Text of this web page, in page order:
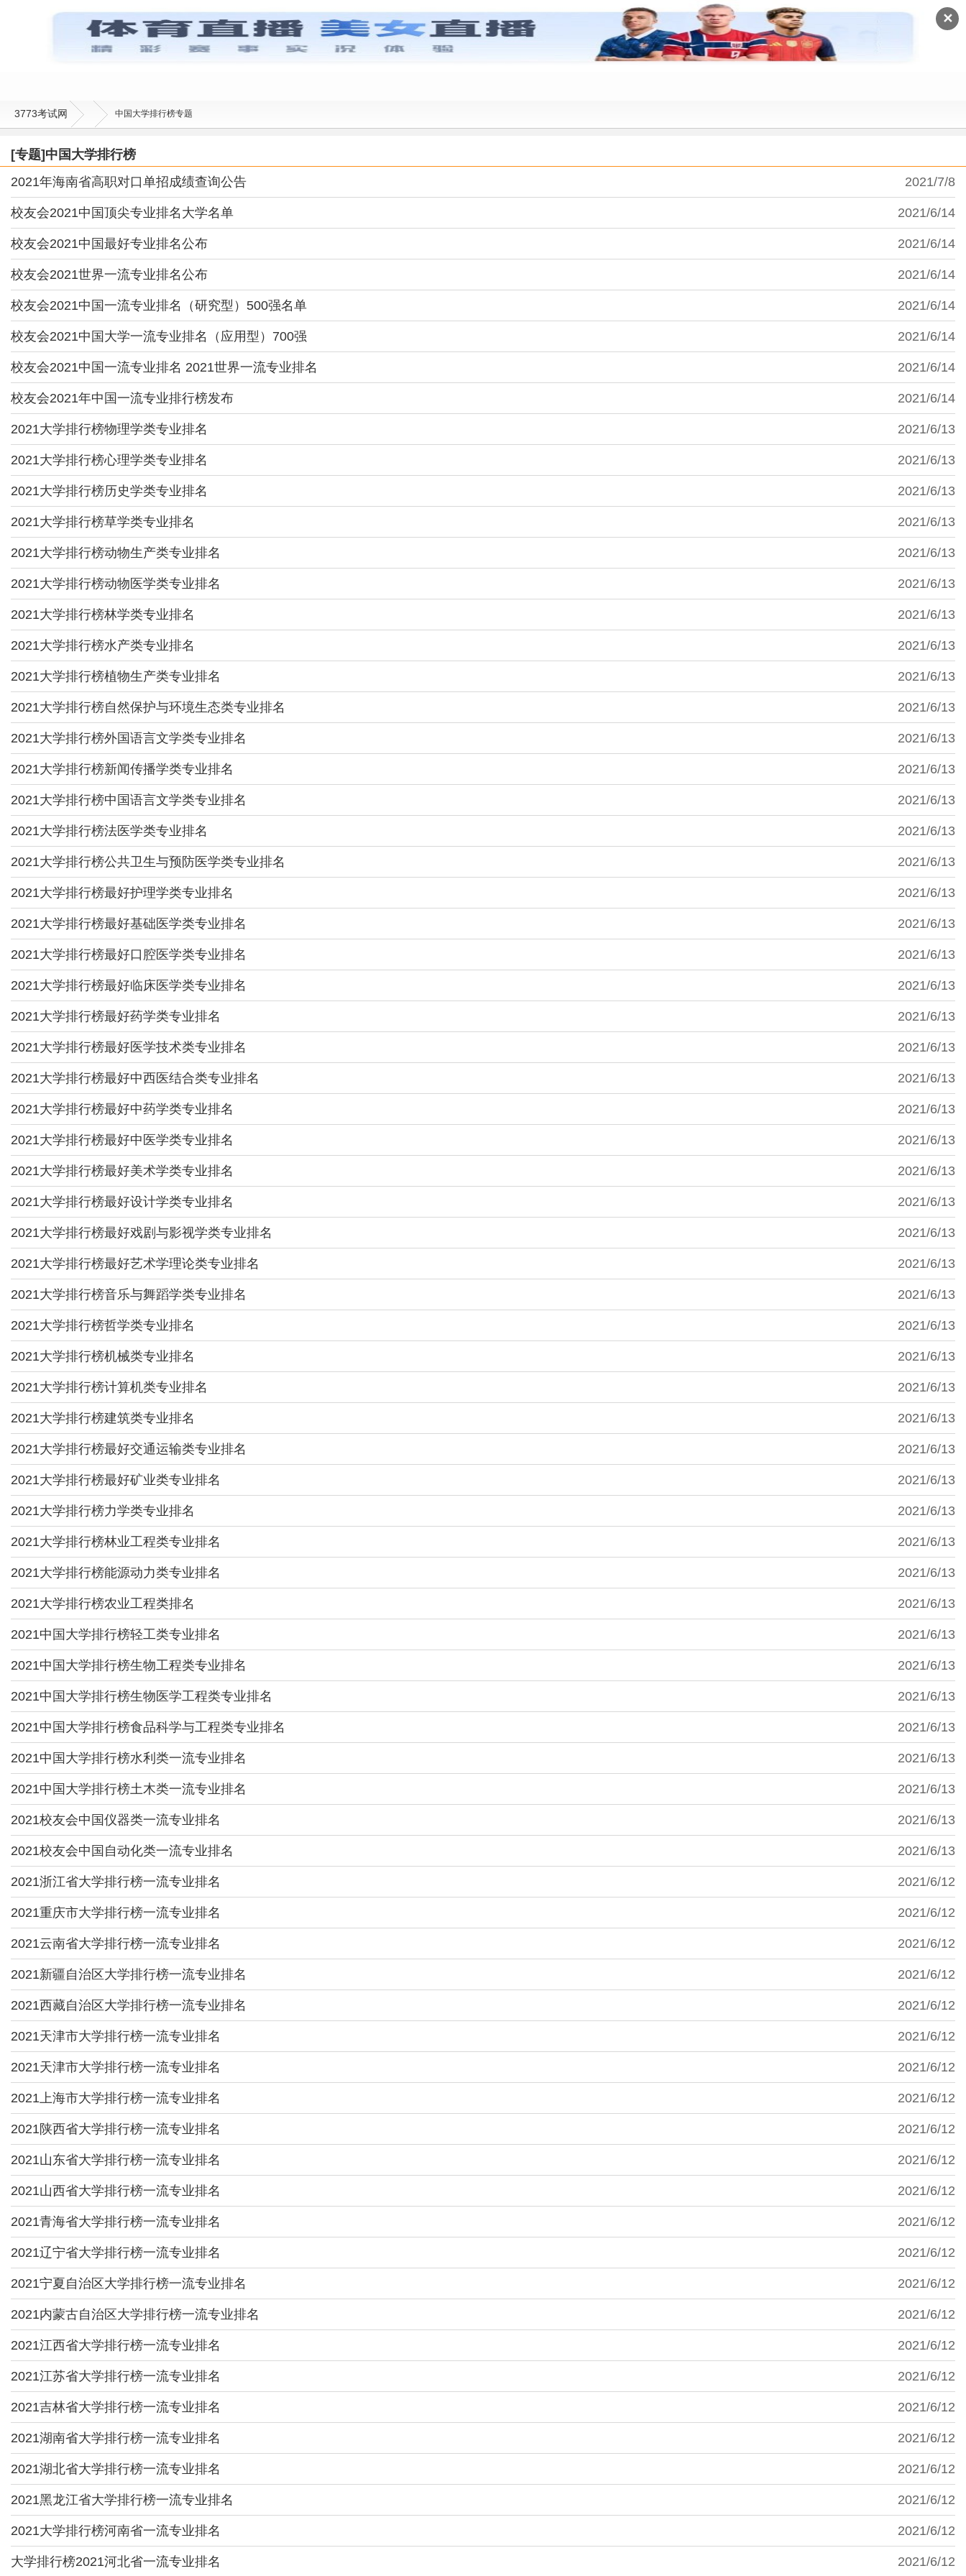
✕
中国大学排行榜
3773考试网 中国大学排行榜专题
[专题]中国大学排行榜
2021/7/8
2021年海南省高职对口单招成绩查询公告
2021/6/14
校友会2021中国顶尖专业排名大学名单
2021/6/14
校友会2021中国最好专业排名公布
2021/6/14
校友会2021世界一流专业排名公布
2021/6/14
校友会2021中国一流专业排名（研究型）500强名单
2021/6/14
校友会2021中国大学一流专业排名（应用型）700强
2021/6/14
校友会2021中国一流专业排名 2021世界一流专业排名
2021/6/14
校友会2021年中国一流专业排行榜发布
2021/6/13
2021大学排行榜物理学类专业排名
2021/6/13
2021大学排行榜心理学类专业排名
2021/6/13
2021大学排行榜历史学类专业排名
2021/6/13
2021大学排行榜草学类专业排名
2021/6/13
2021大学排行榜动物生产类专业排名
2021/6/13
2021大学排行榜动物医学类专业排名
2021/6/13
2021大学排行榜林学类专业排名
2021/6/13
2021大学排行榜水产类专业排名
2021/6/13
2021大学排行榜植物生产类专业排名
2021/6/13
2021大学排行榜自然保护与环境生态类专业排名
2021/6/13
2021大学排行榜外国语言文学类专业排名
2021/6/13
2021大学排行榜新闻传播学类专业排名
2021/6/13
2021大学排行榜中国语言文学类专业排名
2021/6/13
2021大学排行榜法医学类专业排名
2021/6/13
2021大学排行榜公共卫生与预防医学类专业排名
2021/6/13
2021大学排行榜最好护理学类专业排名
2021/6/13
2021大学排行榜最好基础医学类专业排名
2021/6/13
2021大学排行榜最好口腔医学类专业排名
2021/6/13
2021大学排行榜最好临床医学类专业排名
2021/6/13
2021大学排行榜最好药学类专业排名
2021/6/13
2021大学排行榜最好医学技术类专业排名
2021/6/13
2021大学排行榜最好中西医结合类专业排名
2021/6/13
2021大学排行榜最好中药学类专业排名
2021/6/13
2021大学排行榜最好中医学类专业排名
2021/6/13
2021大学排行榜最好美术学类专业排名
2021/6/13
2021大学排行榜最好设计学类专业排名
2021/6/13
2021大学排行榜最好戏剧与影视学类专业排名
2021/6/13
2021大学排行榜最好艺术学理论类专业排名
2021/6/13
2021大学排行榜音乐与舞蹈学类专业排名
2021/6/13
2021大学排行榜哲学类专业排名
2021/6/13
2021大学排行榜机械类专业排名
2021/6/13
2021大学排行榜计算机类专业排名
2021/6/13
2021大学排行榜建筑类专业排名
2021/6/13
2021大学排行榜最好交通运输类专业排名
2021/6/13
2021大学排行榜最好矿业类专业排名
2021/6/13
2021大学排行榜力学类专业排名
2021/6/13
2021大学排行榜林业工程类专业排名
2021/6/13
2021大学排行榜能源动力类专业排名
2021/6/13
2021大学排行榜农业工程类排名
2021/6/13
2021中国大学排行榜轻工类专业排名
2021/6/13
2021中国大学排行榜生物工程类专业排名
2021/6/13
2021中国大学排行榜生物医学工程类专业排名
2021/6/13
2021中国大学排行榜食品科学与工程类专业排名
2021/6/13
2021中国大学排行榜水利类一流专业排名
2021/6/13
2021中国大学排行榜土木类一流专业排名
2021/6/13
2021校友会中国仪器类一流专业排名
2021/6/13
2021校友会中国自动化类一流专业排名
2021/6/12
2021浙江省大学排行榜一流专业排名
2021/6/12
2021重庆市大学排行榜一流专业排名
2021/6/12
2021云南省大学排行榜一流专业排名
2021/6/12
2021新疆自治区大学排行榜一流专业排名
2021/6/12
2021西藏自治区大学排行榜一流专业排名
2021/6/12
2021天津市大学排行榜一流专业排名
2021/6/12
2021天津市大学排行榜一流专业排名
2021/6/12
2021上海市大学排行榜一流专业排名
2021/6/12
2021陕西省大学排行榜一流专业排名
2021/6/12
2021山东省大学排行榜一流专业排名
2021/6/12
2021山西省大学排行榜一流专业排名
2021/6/12
2021青海省大学排行榜一流专业排名
2021/6/12
2021辽宁省大学排行榜一流专业排名
2021/6/12
2021宁夏自治区大学排行榜一流专业排名
2021/6/12
2021内蒙古自治区大学排行榜一流专业排名
2021/6/12
2021江西省大学排行榜一流专业排名
2021/6/12
2021江苏省大学排行榜一流专业排名
2021/6/12
2021吉林省大学排行榜一流专业排名
2021/6/12
2021湖南省大学排行榜一流专业排名
2021/6/12
2021湖北省大学排行榜一流专业排名
2021/6/12
2021黑龙江省大学排行榜一流专业排名
2021/6/12
2021大学排行榜河南省一流专业排名
2021/6/12
大学排行榜2021河北省一流专业排名